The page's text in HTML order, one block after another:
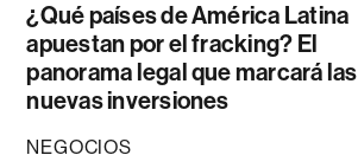
¿Qué países de América Latina
apuestan por el fracking? El
panorama legal que marcará las
nuevas inversiones
NEGOCIOS